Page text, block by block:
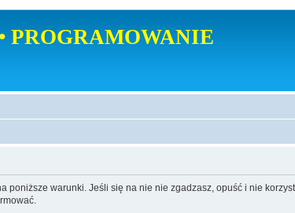
PROGRAMOWANIE
poniższe warunki. Jeśli się na nie nie zgadzasz, opuść i nie